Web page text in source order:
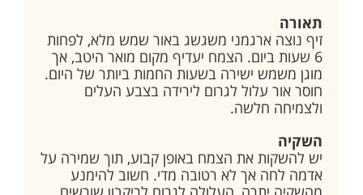
תאורה
זיף נוצה ארגמני משגשג באור שמש מלא, לפחות
6 שעות ביום. הצמח יעדיף מקום מואר היטב, אך
מוגן משמש ישירה בשעות החמות ביותר של היום.
חוסר אור עלול לגרום לירידה בצבע העלים
ולצמיחה חלשה.
השקיה
יש להשקות את הצמח באופן קבוע, תוך שמירה על
אדמה לחה אך לא רטובה מדי. חשוב להימנע